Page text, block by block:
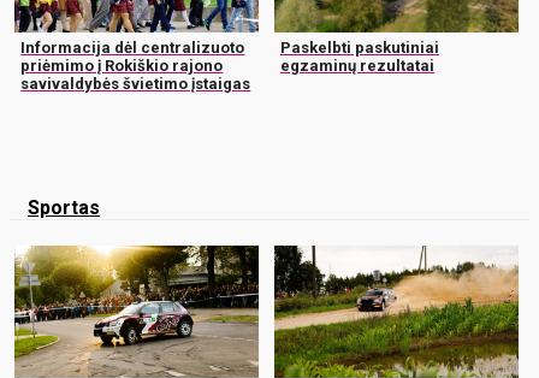
Informacija dėl centralizuoto
priėmimo į Rokiškio rajono
savivaldybės švietimo įstaigas
Paskelbti paskutiniai
egzaminų rezultatai
Sportas